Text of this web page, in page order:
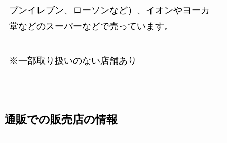
ブンイレブン、ローソンなど）、イオンやヨーカ
堂などのスーパーなどで売っています。
※一部取り扱いのない店舗あり
通販での販売店の情報